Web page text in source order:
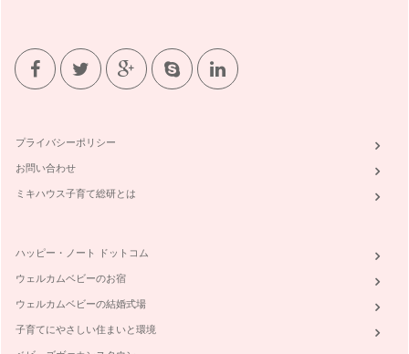
プライバシーポリシー
お問い合わせ
ミキハウス子育て総研とは
ハッピー・ノート ドットコム
ウェルカムベビーのお宿
ウェルカムベビーの結婚式場
子育てにやさしい住まいと環境